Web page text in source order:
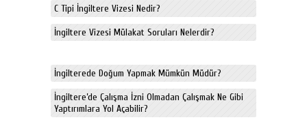
C Tipi İngiltere Vizesi Nedir?
İngiltere Vizesi Mülakat Soruları Nelerdir?
İngilterede Doğum Yapmak Mümkün Müdür?
İngiltere’de Çalışma İzni Olmadan Çalışmak Ne Gibi
Yaptırımlara Yol Açabilir?